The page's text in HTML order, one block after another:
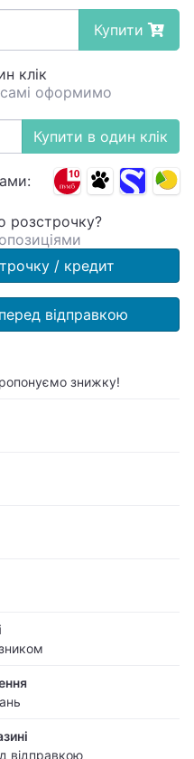
Купити
клік
оформимо
Купити в один клік
розстрочку?
/ кредит
відправкою
знижку!
відправкою